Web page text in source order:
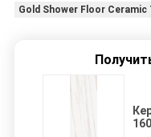
Gold Shower Floor Ceramic